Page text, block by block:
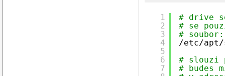
1
2
3
4
5
6
7
# drive
# se
#
/etc/apt/
# slouzi
# budes